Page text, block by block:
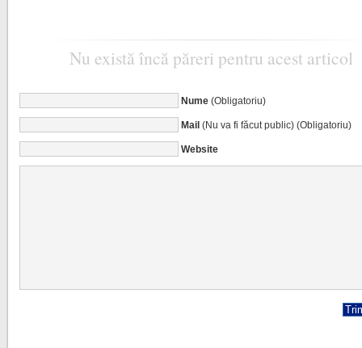
Nu există încă păreri pentru acest articol
Nume(Obligatoriu)
Mail(Nu va fi făcut public) (Obligatoriu)
Website